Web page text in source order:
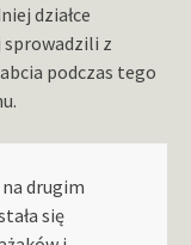
działce
z
podczas tego
na drugim
się